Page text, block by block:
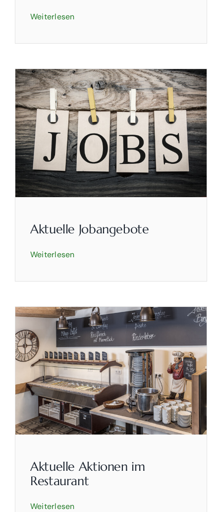
Weiterlesen
Aktuelle Jobangebote
Weiterlesen
Aktuelle Aktionen im
Restaurant
Weiterlesen